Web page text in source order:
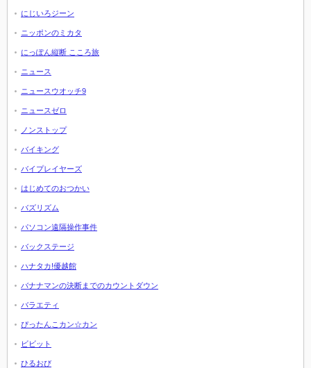
にじいろジーン
ニッポンのミカタ
にっぽん縦断 こころ旅
ニュース
ニュースウオッチ9
ニュースゼロ
ノンストップ
バイキング
バイプレイヤーズ
はじめてのおつかい
バズリズム
パソコン遠隔操作事件
バックステージ
ハナタカ!優越館
バナナマンの決断までのカウントダウン
バラエティ
ぴったんこカン☆カン
ビビット
ひるおび